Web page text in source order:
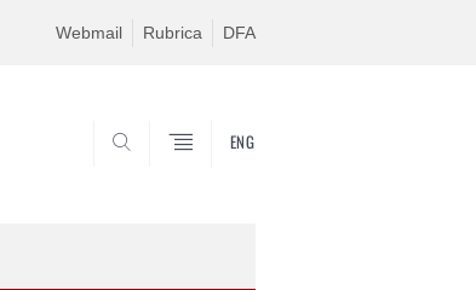
Webmail Rubrica DFA
ENG